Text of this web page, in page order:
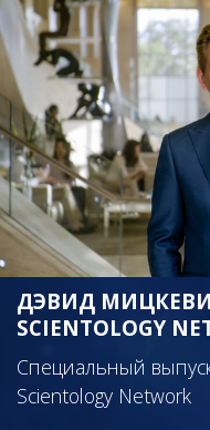
ДЭВИД
SCIENTOLOGY
Специальный
Scientology Network